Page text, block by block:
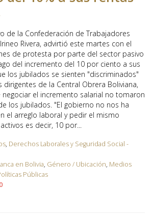
de la Confederación de Trabajadores
Rivera, advirtió este martes con el
de protesta por parte del sector pasivo
del incremento del 10 por ciento a sus
los jubilados se sienten "discriminados"
de la Central Obrera Boliviana,
el incremento salarial no tomaron
los jubilados. "El gobierno no nos ha
el arreglo laboral y pedir el mismo
es decir, 10 por...
, Derechos Laborales y Seguridad Social -
en Bolivia, Género / Ubicación, Medios
Públicas